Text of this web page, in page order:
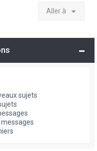
Aller à
sujets